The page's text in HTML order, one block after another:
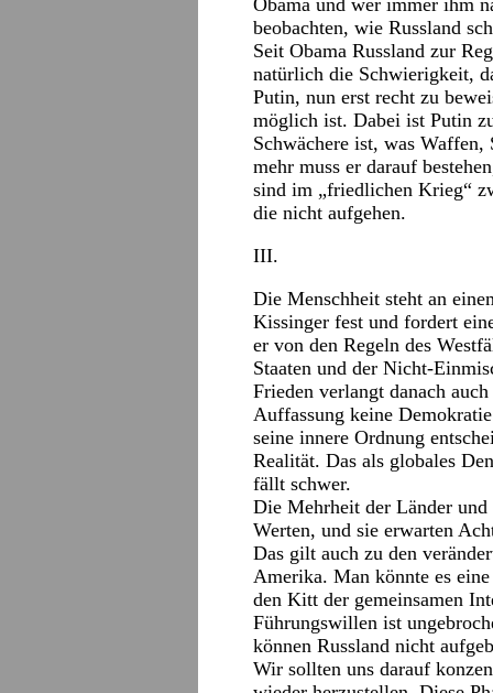
Obama und wer immer ihm
beobachten, wie Russland
Seit Obama Russland zur
natürlich die Schwierigkeit,
Putin, nun erst recht zu
möglich ist. Dabei ist Putin
Schwächere ist, was
mehr muss er darauf
sind im „friedlichen Krieg“
die nicht aufgehen.
III.
Die Menschheit steht an
Kissinger fest und fordert
er von den Regeln des
Staaten und der Nicht-
Frieden verlangt danach
Auffassung keine
seine innere Ordnung
Realität. Das als globales
fällt schwer.
Die Mehrheit der Länder
Werten, und sie erwarten
Das gilt auch zu den
Amerika. Man könnte es
den Kitt der gemeinsamen
Führungswillen ist
können Russland nicht
Wir sollten uns darauf